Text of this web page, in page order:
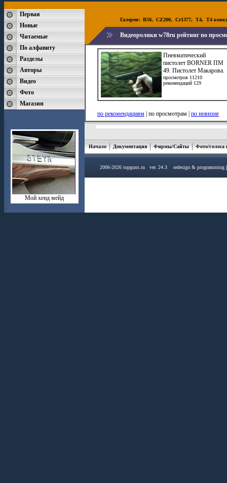
Первая
Новые
Читаемые
По алфавиту
Разделы
Авторы
Видео
Фото
Магазин
Мой хенд мейд
Галереи: B50, CZ200, Cr1377, T4, T4
Видеоролики w78ru рейтинг по
Пневматический
пистолет BORNER ПМ
49. Пистолет Макарова.
просмотров 11210
рекомендаций 129
по рекомендациям | по просмотрам | по новизне
Начало Документация Фирмы/Сайты Фото/голоса
2006-2026 topguns.ru ver. 24.3 redesign & programming